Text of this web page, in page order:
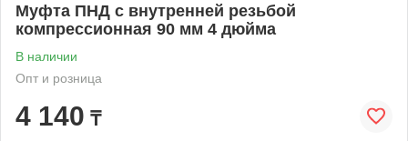
Муфта ПНД с внутренней резьбой
компрессионная 90 мм 4 дюйма
В наличии
Опт и розница
4 140 ₸